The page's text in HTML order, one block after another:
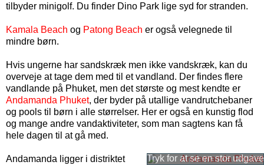
tilbyder minigolf. Du finder Dino Park lige syd for stranden.
Kamala Beach og Patong Beach er også velegnede til
mindre børn.
Hvis ungerne har sandskræk men ikke vandskræk, kan du
overveje at tage dem med til et vandland. Der findes flere
vandlande på Phuket, men det største og mest kendte er
Andamanda Phuket, der byder på utallige vandrutchebaner
og pools til børn i alle størrelser. Her er også en kunstig flod
og mange andre vandaktiviteter, som man sagtens kan få
hele dagen til at gå med.
Andamanda ligger i distriktet